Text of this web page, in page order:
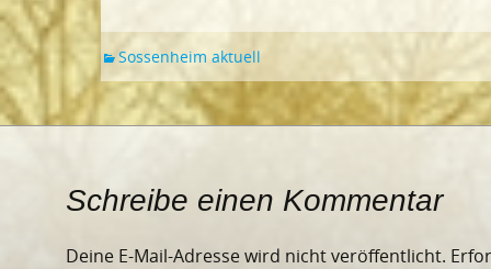
Sossenheim aktuell
Schreibe einen Kommentar
Deine E-Mail-Adresse wird nicht veröffentlicht.